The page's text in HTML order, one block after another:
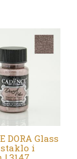
DORA Glass
staklo i